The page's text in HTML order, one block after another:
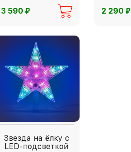
3 590 ⃏
2 290⃏
Звезда на ёлку с
LED-подсветкой